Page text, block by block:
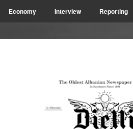
Economy Interview Reporting